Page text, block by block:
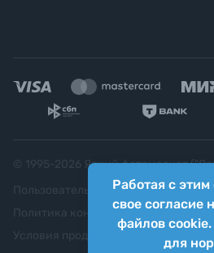
Работая с
свое согласие
файлов
для
Яркий фотомаркет
Пользовательское соглашение
Политика конфиденциальности